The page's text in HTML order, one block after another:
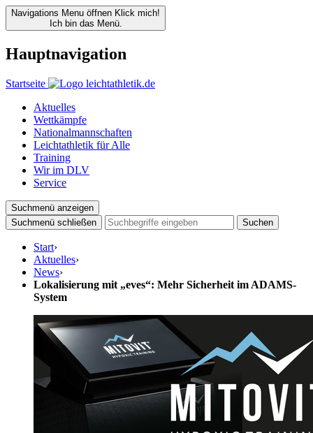
Navigations Menu öffnen Klick mich!
Ich bin das Menü.
Hauptnavigation
Startseite
Aktuelles
Wettkämpfe
Nationalmannschaften
Leichtathletik für Alle
Training
Wir im DLV
Service
Suchmenü anzeigen
Suchmenü schließen
Suchen
Start›
Aktuelles›
News›
Lokalisierung mit „eves“: Mehr Sicherheit im ADAMS-
System